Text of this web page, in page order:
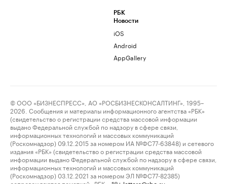
РБК
Новости
iOS
Android
AppGallery
© ООО «БИЗНЕСПРЕСС», АО «РОСБИЗНЕСКОНСАЛТИНГ», 1995–
2026. Сообщения и материалы информационного агентства «РБК»
(свидетельство о регистрации средства массовой информации
выдано Федеральной службой по надзору в сфере связи,
информационных технологий и массовых коммуникаций
(Роскомнадзор) 09.12.2015 за номером ИА №ФС77-63848) и сетевого
издания «РБК» (свидетельство о регистрации средства массовой
информации выдано Федеральной службой по надзору в сфере связи,
информационных технологий и массовых коммуникаций
(Роскомнадзор) 03.12.2021 за номером ЭЛ №ФС77-82385)